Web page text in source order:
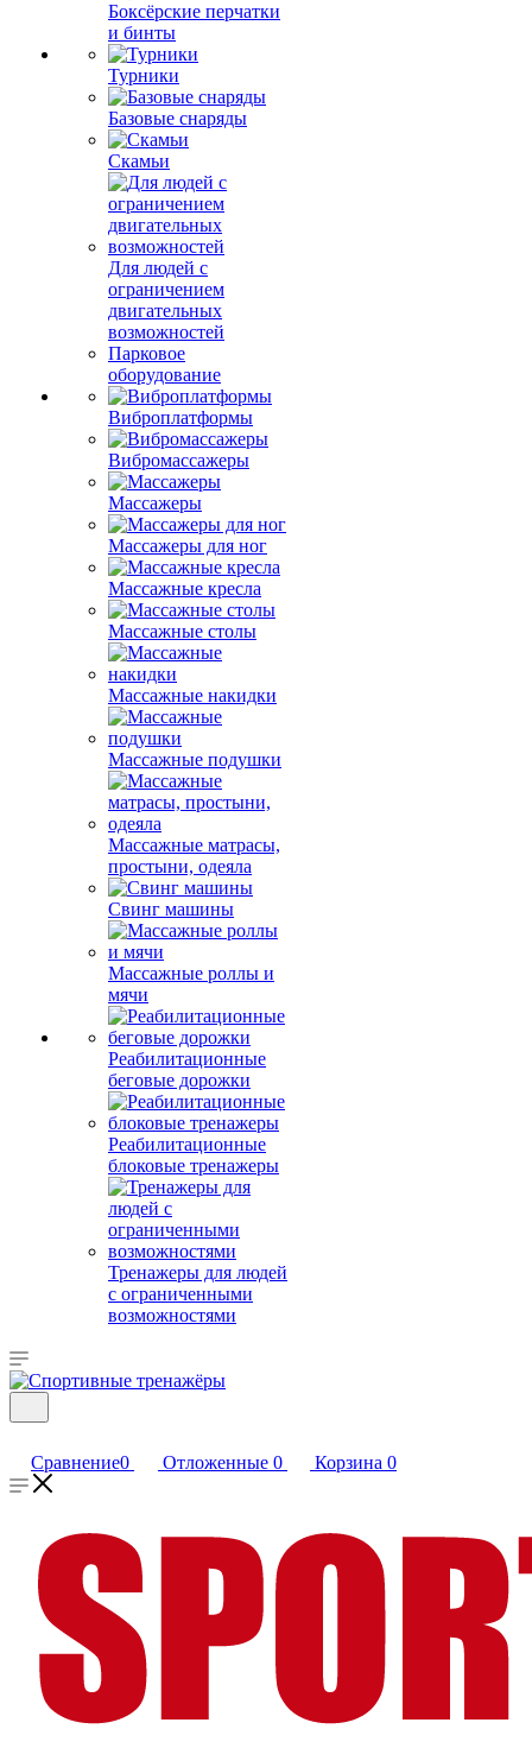
Боксёрские перчатки
и бинты
Турники
Базовые снаряды
Скамьи
Для людей с
ограничением
двигательных
возможностей
Парковое
оборудование
Виброплатформы
Вибромассажеры
Массажеры
Массажеры для ног
Массажные кресла
Массажные столы
Массажные накидки
Массажные подушки
Массажные матрасы,
простыни, одеяла
Свинг машины
Массажные роллы и
мячи
Реабилитационные
беговые дорожки
Реабилитационные
блоковые тренажеры
Тренажеры для людей
с ограниченными
возможностями
Сравнение0 Отложенные 0 Корзина 0